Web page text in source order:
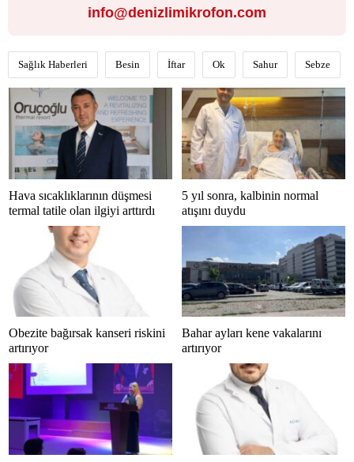
info@denizlimikrofon.com
Sağlık Haberleri Besin İftar Ok Sahur Sebze
Hava sıcaklıklarının düşmesi
termal tatile olan ilgiyi arttırdı
5 yıl sonra, kalbinin normal
atışını duydu
Obezite bağırsak kanseri riskini
artırıyor
Bahar ayları kene vakalarını
artırıyor